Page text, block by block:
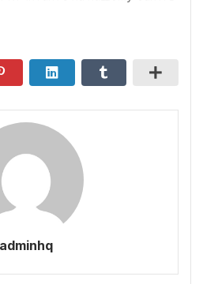
adminhq